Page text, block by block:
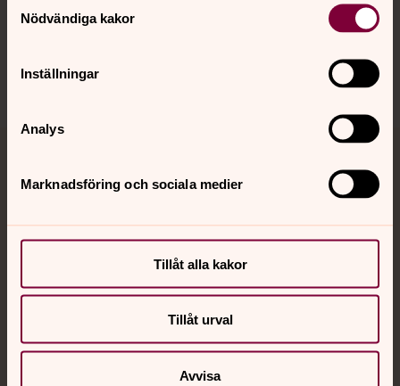
Nödvändiga kakor
Inställningar
Analys
Marknadsföring och sociala medier
Tillåt alla kakor
Tillåt urval
Avvisa
Sociala kanaler
med en präst på kvällar och nätter.
Digitalt brev